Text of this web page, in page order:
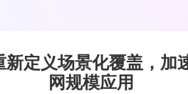
定义场景化覆盖，加
网规模应用